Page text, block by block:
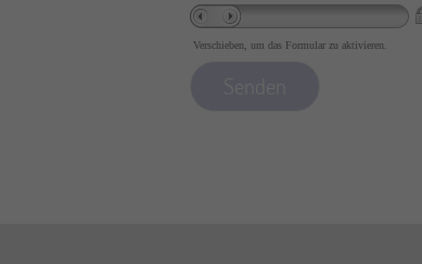
Verschieben, um das Formular zu aktivieren.